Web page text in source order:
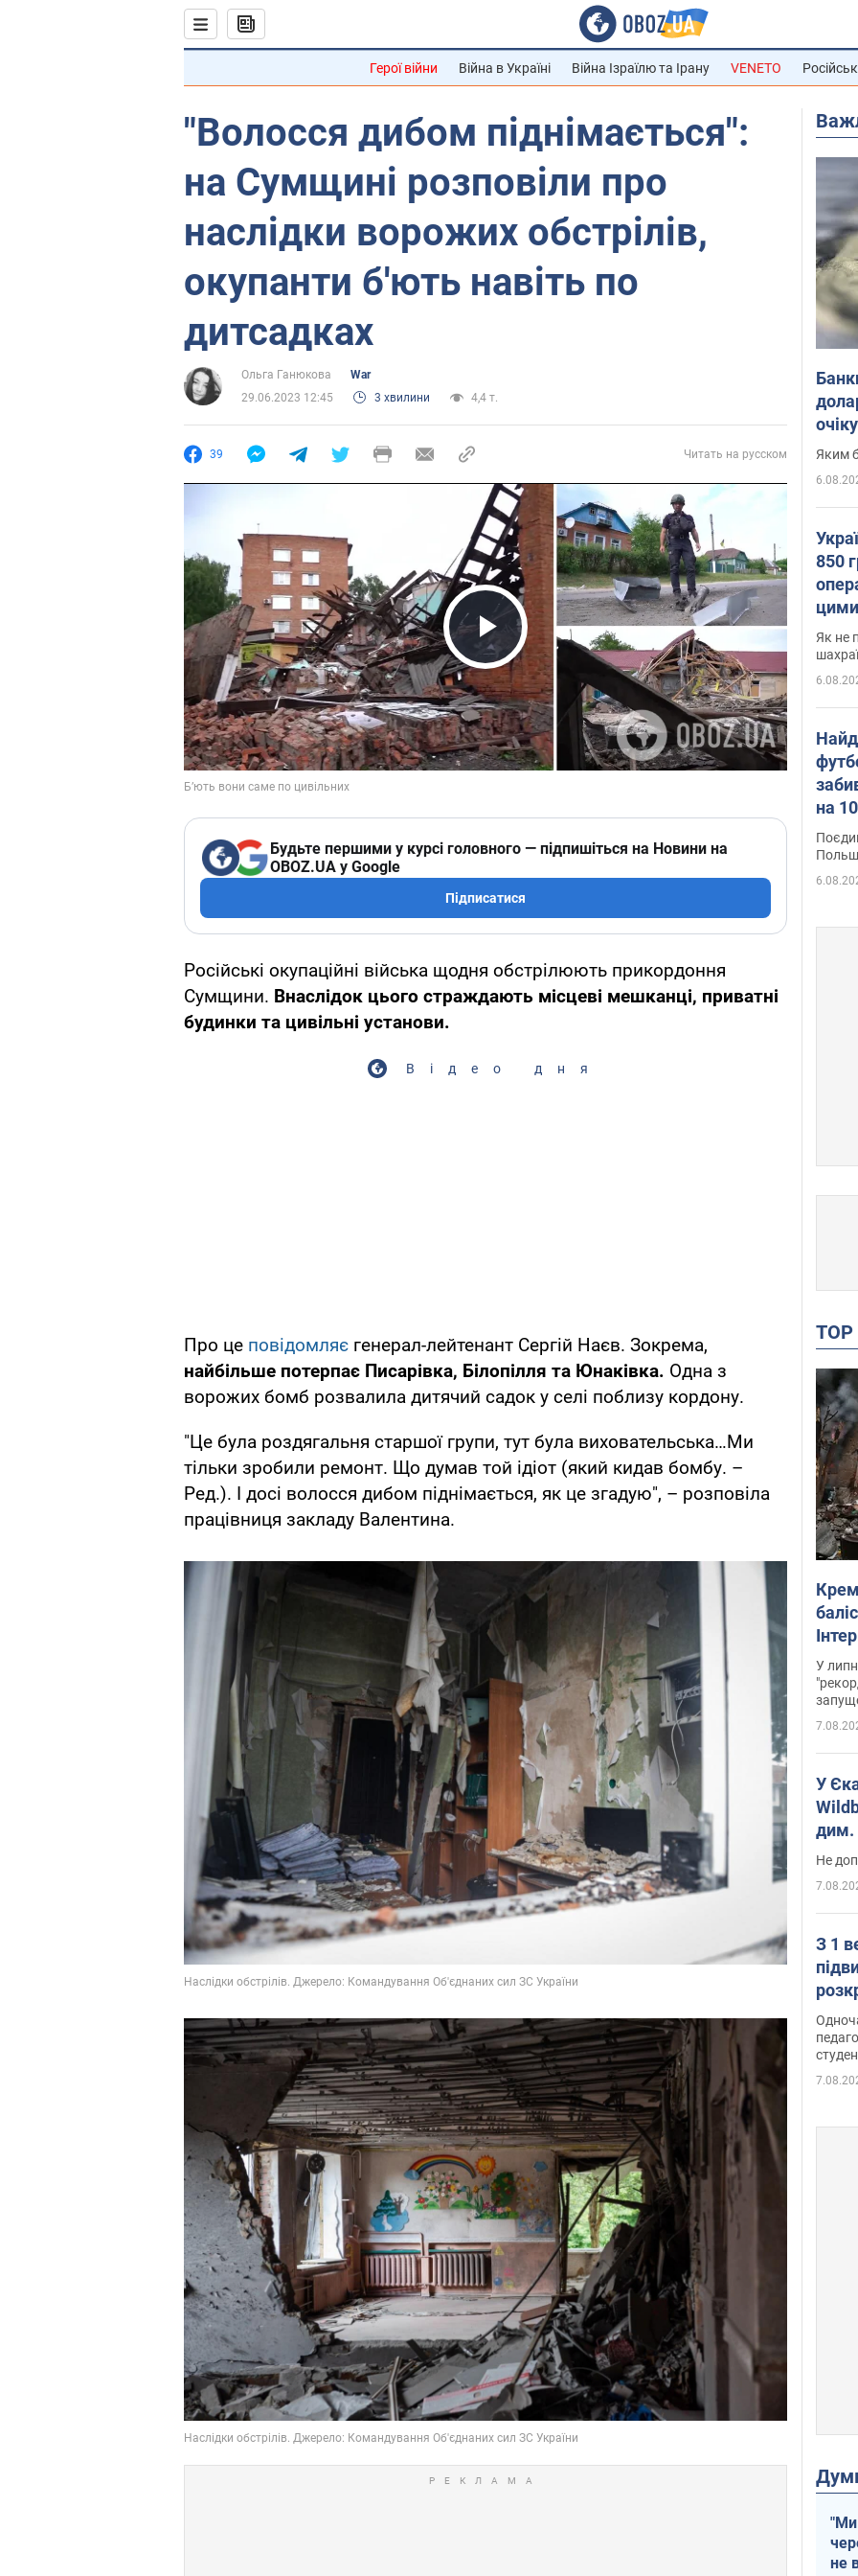
Герої війни Війна в Україні Війна Ізраїлю та Ірану VENETO
"Волосся дибом піднімається":
на Сумщині розповіли про
наслідки ворожих обстрілів,
окупанти б'ють навіть по
дитсадках
Ольга Ганюкова
War
29.06.2023 12:45
3 хвилини 4,4 т.
39 Читать на русском
Play Video
Будьте першими у курсі головного — підпишіться на Новини на
OBOZ.UA у Google
Підписатися
Російські окупаційні війська щодня обстрілюють прикордоння
Сумщини. Внаслідок цього страждають місцеві мешканці, приватні
будинки та цивільні установи.
Відео дня
Про це повідомляє генерал-лейтенант Сергій Наєв. Зокрема,
найбільше потерпає Писарівка, Білопілля та Юнаківка. Одна з
ворожих бомб розвалила дитячий садок у селі поблизу кордону.
"Це була роздягальня старшої групи, тут була виховательська…Ми
тільки зробили ремонт. Що думав той ідіот (який кидав бомбу. –
Ред.). І досі волосся дибом піднімається, як це згадую", – розповіла
працівниця закладу Валентина.
Яким
850
Як не
на
Відео
У
У
дим.
Не
З 1
"Ми
не